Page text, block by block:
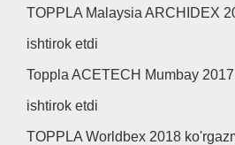
TOPPLA Malaysia ARCHIDEX
ishtirok etdi
Toppla ACETECH Mumbay
ishtirok etdi
TOPPLA Worldbex 2018